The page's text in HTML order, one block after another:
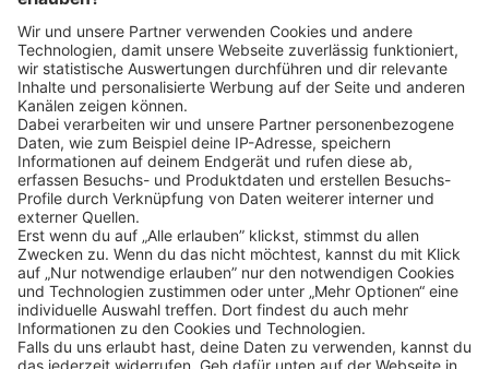
Bewerbung kommen wir zeitnah per E-Mail oder
telefonisch auf dich zu.
Klickehier, um alle offenen Jobs zu sehen.
Impressum Datenschutz
Privatsphäre-Einstellungen
FAQ
Veranstaltungen